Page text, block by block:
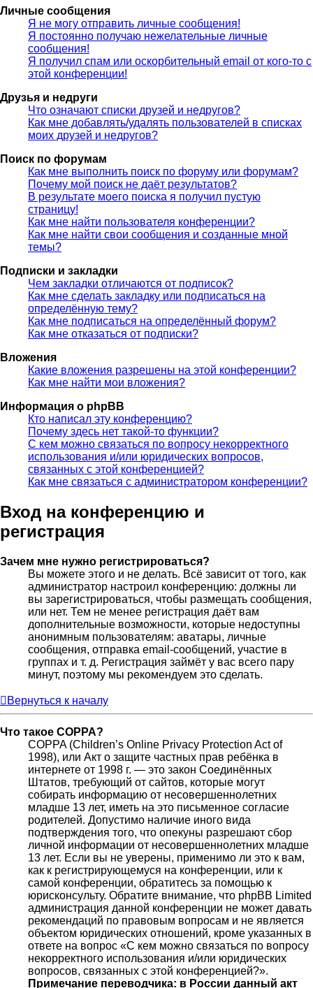
Личные сообщения
Я не могу отправить личные сообщения!
Я постоянно получаю нежелательные личные
сообщения!
Я получил спам или оскорбительный email от кого-то с
этой конференции!
Друзья и недруги
Что означают списки друзей и недругов?
Как мне добавлять/удалять пользователей в списках
моих друзей и недругов?
Поиск по форумам
Как мне выполнить поиск по форуму или форумам?
Почему мой поиск не даёт результатов?
В результате моего поиска я получил пустую
страницу!
Как мне найти пользователя конференции?
Как мне найти свои сообщения и созданные мной
темы?
Подписки и закладки
Чем закладки отличаются от подписок?
Как мне сделать закладку или подписаться на
определённую тему?
Как мне подписаться на определённый форум?
Как мне отказаться от подписки?
Вложения
Какие вложения разрешены на этой конференции?
Как мне найти мои вложения?
Информация о phpBB
Кто написал эту конференцию?
Почему здесь нет такой-то функции?
С кем можно связаться по вопросу некорректного
использования и/или юридических вопросов,
связанных с этой конференцией?
Как мне связаться с администратором конференции?
Вход на конференцию и
регистрация
Зачем мне нужно регистрироваться?
Вы можете этого и не делать. Всё зависит от того, как
администратор настроил конференцию: должны ли
вы зарегистрироваться, чтобы размещать сообщения,
или нет. Тем не менее регистрация даёт вам
дополнительные возможности, которые недоступны
анонимным пользователям: аватары, личные
сообщения, отправка email-сообщений, участие в
группах и т. д. Регистрация займёт у вас всего пару
минут, поэтому мы рекомендуем это сделать.
Вернуться к началу
Что такое COPPA?
COPPA (Children’s Online Privacy Protection Act of
1998), или Акт о защите частных прав ребёнка в
интернете от 1998 г. — это закон Соединённых
Штатов, требующий от сайтов, которые могут
собирать информацию от несовершеннолетних
младше 13 лет, иметь на это письменное согласие
родителей. Допустимо наличие иного вида
подтверждения того, что опекуны разрешают сбор
личной информации от несовершеннолетних младше
13 лет. Если вы не уверены, применимо ли это к вам,
как к регистрирующемуся на конференции, или к
самой конференции, обратитесь за помощью к
юрисконсульту. Обратите внимание, что phpBB Limited
администрация данной конференции не может давать
рекомендаций по правовым вопросам и не является
объектом юридических отношений, кроме указанных в
ответе на вопрос «С кем можно связаться по вопросу
некорректного использования и/или юридических
вопросов, связанных с этой конференцией?».
Примечание переводчика: в России данный акт